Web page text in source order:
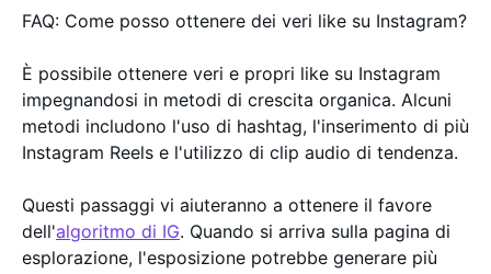
FAQ: Come posso ottenere dei veri like su Instagram?
È possibile ottenere veri e propri like su Instagram
impegnandosi in metodi di crescita organica. Alcuni
metodi includono l'uso di hashtag, l'inserimento di più
Instagram Reels e l'utilizzo di clip audio di tendenza.
Questi passaggi vi aiuteranno a ottenere il favore
dell'algoritmo di IG. Quando si arriva sulla pagina di
esplorazione, l'esposizione potrebbe generare più